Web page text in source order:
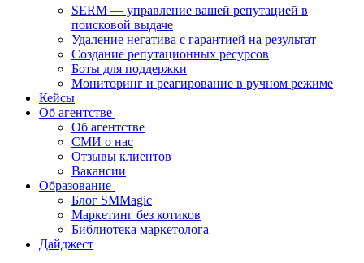
SERM — управление вашей репутацией в
поисковой выдаче
Удаление негатива с гарантией на результат
Создание репутационных ресурсов
Боты для поддержки
Мониторинг и реагирование в ручном режиме
Кейсы
Об агентстве
Об агентстве
СМИ о нас
Отзывы клиентов
Вакансии
Образование
Блог SMMagic
Маркетинг без котиков
Библиотека маркетолога
Дайджест